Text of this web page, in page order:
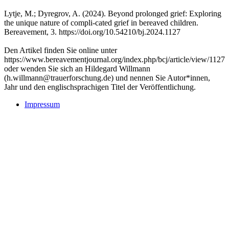
Lytje, M.; Dyregrov, A. (2024). Beyond prolonged grief: Exploring
the unique nature of compli-cated grief in bereaved children.
Bereavement, 3. https://doi.org/10.54210/bj.2024.1127
Den Artikel finden Sie online unter
https://www.bereavementjournal.org/index.php/bcj/article/view/1127
oder wenden Sie sich an Hildegard Willmann
(h.willmann@trauerforschung.de) und nennen Sie Autor*innen,
Jahr und den englischsprachigen Titel der Veröffentlichung.
Impressum